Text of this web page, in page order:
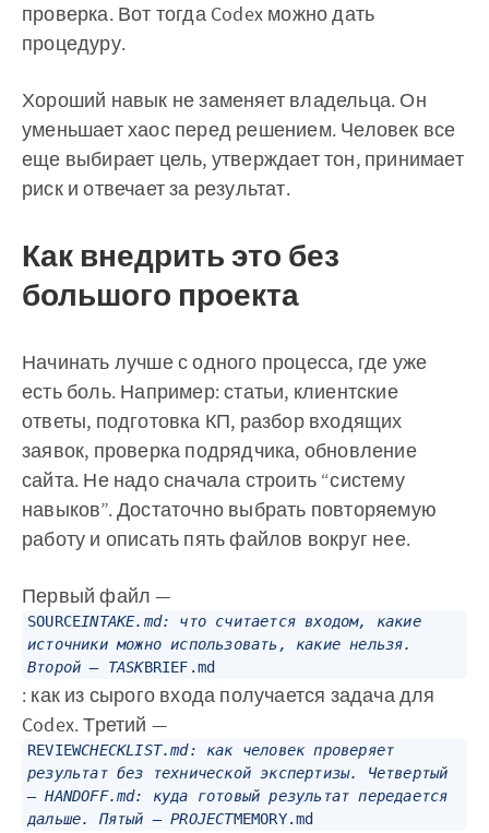
проверка. Вот тогда Codex можно дать
процедуру.
Хороший навык не заменяет владельца. Он
уменьшает хаос перед решением. Человек все
еще выбирает цель, утверждает тон, принимает
риск и отвечает за результат.
Как внедрить это без
большого проекта
Начинать лучше с одного процесса, где уже
есть боль. Например: статьи, клиентские
ответы, подготовка КП, разбор входящих
заявок, проверка подрядчика, обновление
сайта. Не надо сначала строить “систему
навыков”. Достаточно выбрать повторяемую
работу и описать пять файлов вокруг нее.
Первый файл —
SOURCEINTAKE.md: что считается входом, какие
источники можно использовать, какие нельзя.
Второй — TASKBRIEF.md
: как из сырого входа получается задача для
Codex. Третий —
REVIEWCHECKLIST.md: как человек проверяет
результат без технической экспертизы. Четвертый
— HANDOFF.md: куда готовый результат передается
дальше. Пятый — PROJECTMEMORY.md